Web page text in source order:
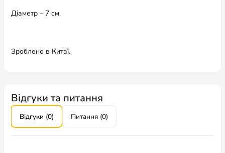
Діаметр – 7 см.
Зроблено в Китаї.
Відгуки та питання
Відгуки (0) Питання (0)